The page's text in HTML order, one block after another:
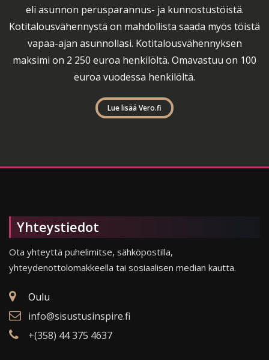
eli asunnon perusparannus- ja kunnostustöistä.
Kotitalousvähennystä on mahdollista saada myös töistä
vapaa-ajan asunnollasi. Kotitalousvähennyksen
maksimi on 2 250 euroa henkilöltä. Omavastuu on 100
euroa vuodessa henkilöltä.
Lue lisää Vero.fi
Yhteystiedot
Ota yhteyttä puhelimitse, sähköpostilla,
yhteydenottolomakkeella tai sosiaalisen median kautta.
Oulu
info@sisustusinspire.fi
+(358) 44 375 4637